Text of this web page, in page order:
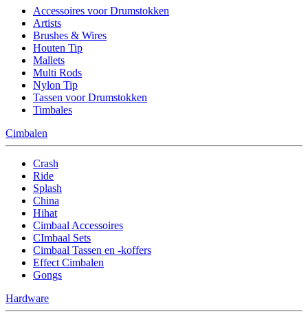
Accessoires voor Drumstokken
Artists
Brushes & Wires
Houten Tip
Mallets
Multi Rods
Nylon Tip
Tassen voor Drumstokken
Timbales
Cimbalen
Crash
Ride
Splash
China
Hihat
Cimbaal Accessoires
CImbaal Sets
Cimbaal Tassen en -koffers
Effect Cimbalen
Gongs
Hardware